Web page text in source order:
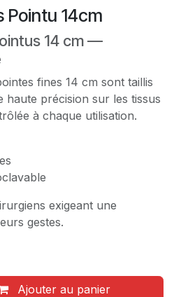
Pointu 14cm
14 cm —
fines 14 cm sont taillis
haute précision sur les tissus
à chaque utilisation.
exigeant une
gestes.
Ajouter au panier